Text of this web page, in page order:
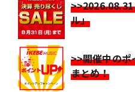
ル」
>>開催中のポ
まとめ！